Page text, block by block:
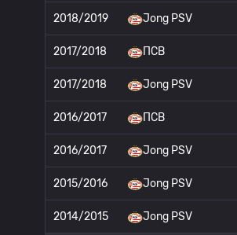
2018/2019 Jong PSV
2017/2018 ПСВ
2017/2018 Jong PSV
2016/2017 ПСВ
2016/2017 Jong PSV
2015/2016 Jong PSV
2014/2015 Jong PSV